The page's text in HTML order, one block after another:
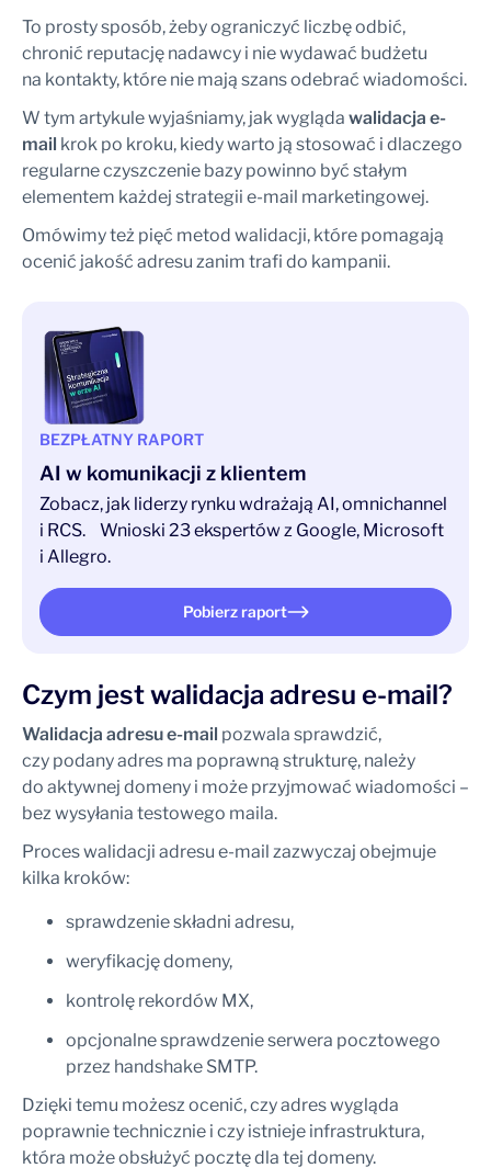
To prosty sposób, żeby ograniczyć liczbę odbić,
chronić reputację nadawcy i nie wydawać budżetu
na kontakty, które nie mają szans odebrać wiadomości.
W tym artykule wyjaśniamy, jak wygląda walidacja e-
mail krok po kroku, kiedy warto ją stosować i dlaczego
regularne czyszczenie bazy powinno być stałym
elementem każdej strategii e-mail marketingowej.
Omówimy też pięć metod walidacji, które pomagają
ocenić jakość adresu zanim trafi do kampanii.
BEZPŁATNY RAPORT
AI w komunikacji z klientem
Zobacz, jak liderzy rynku wdrażają AI, omnichannel
i RCS. Wnioski 23 ekspertów z Google, Microsoft
i Allegro.
Pobierz raport
Czym jest walidacja adresu e-mail?
Walidacja adresu e-mail pozwala sprawdzić,
czy podany adres ma poprawną strukturę, należy
do aktywnej domeny i może przyjmować wiadomości –
bez wysyłania testowego maila.
Proces walidacji adresu e-mail zazwyczaj obejmuje
kilka kroków:
sprawdzenie składni adresu,
weryfikację domeny,
kontrolę rekordów MX,
opcjonalne sprawdzenie serwera pocztowego
przez handshake SMTP.
Dzięki temu możesz ocenić, czy adres wygląda
poprawnie technicznie i czy istnieje infrastruktura,
która może obsłużyć pocztę dla tej domeny.